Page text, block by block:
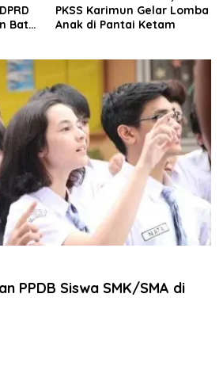
Batu
PKSS Karimun Gelar Lomba
Anak di Pantai Ketam
PPDB Siswa SMK/SMA di